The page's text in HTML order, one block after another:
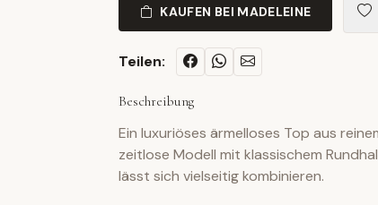
KAUFEN BEI MADELEINE
Teilen:
Beschreibung
Ein luxuriöses ärmelloses Top aus
zeitlose Modell mit klassischem
lässt sich vielseitig kombinieren.